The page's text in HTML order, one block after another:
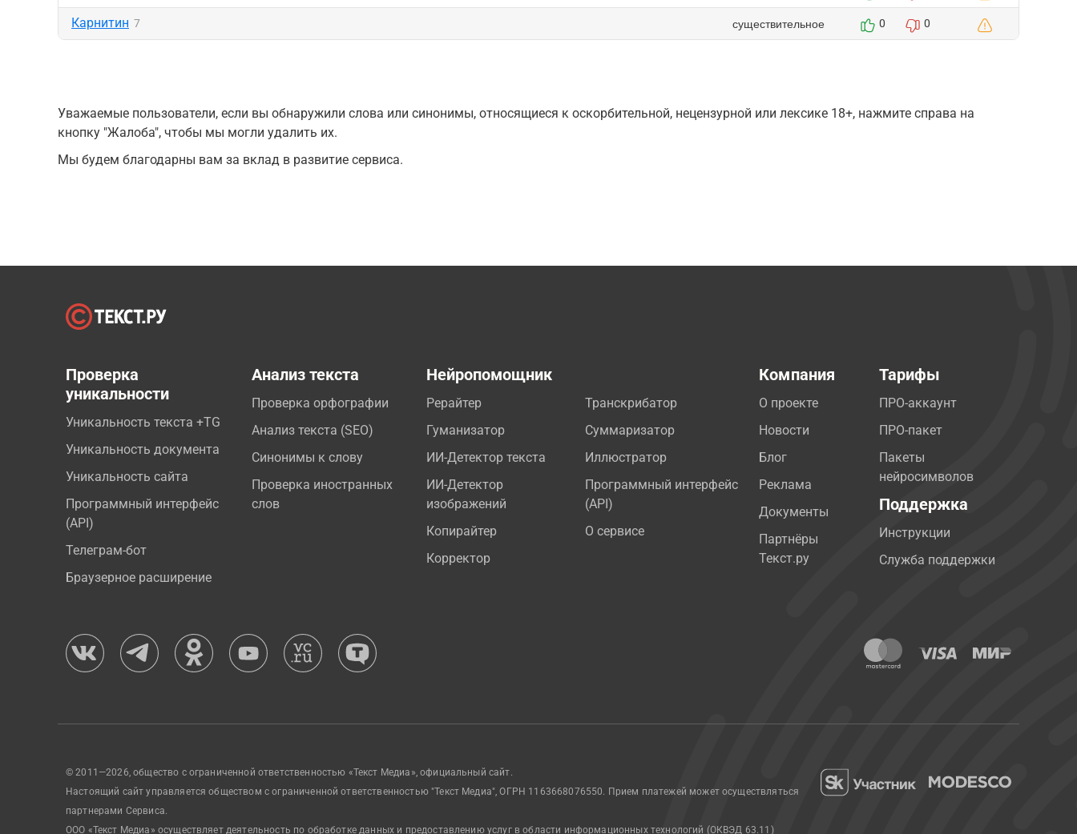
Карнитин 7 существительное 0 0
Уважаемые пользователи, если вы обнаружили слова или синонимы, относящиеся к оскорбительной, нецензурной или лексике 18+, нажмите справа на
кнопку "Жалоба", чтобы мы могли удалить их.
Мы будем благодарны вам за вклад в развитие сервиса.
Проверка
уникальности
Уникальность текста +TG
Уникальность документа
Уникальность сайта
Программный интерфейс
(API)
Телеграм-бот
Браузерное расширение
Анализ текста
Проверка орфографии
Анализ текста (SEO)
Синонимы к слову
Проверка иностранных
слов
Нейропомощник
Рерайтер
Гуманизатор
ИИ-Детектор текста
ИИ-Детектор
изображений
Копирайтер
Корректор
Транскрибатор
Суммаризатор
Иллюстратор
Программный интерфейс
(API)
О сервисе
Компания
О проекте
Новости
Блог
Реклама
Документы
Партнёры
Текст.ру
Тарифы
ПРО-аккаунт
ПРО-пакет
Пакеты
нейросимволов
Поддержка
Инструкции
Служба поддержки
© 2011—2026, общество с ограниченной ответственностью «Текст Медиа», официальный сайт.
Настоящий сайт управляется обществом с ограниченной ответственностью "Текст Медиа", ОГРН 1163668076550. Прием платежей может осуществляться
партнерами Сервиса.
ООО «Текст Медиа» осуществляет деятельность по обработке данных и предоставлению услуг в области информационных технологий (ОКВЭД 63.11)